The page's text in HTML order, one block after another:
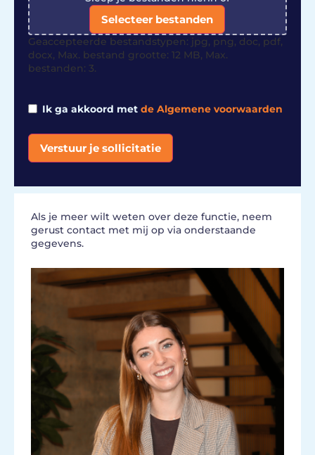
Selecteer bestanden
Geaccepteerde bestandstypen: jpg, png, doc, pdf,
docx, Max. bestand grootte: 12 MB, Max.
bestanden: 3.
Ik ga akkoord met de Algemene voorwaarden
Verstuur je sollicitatie
Als je meer wilt weten over deze functie, neem
gerust contact met mij op via onderstaande
gegevens.